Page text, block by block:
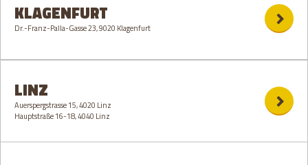
KLAGENFURT
Dr.-Franz-Palla-Gasse 23, 9020 Klagenfurt
LINZ
Auerspergstrasse 15, 4020 Linz
Hauptstraße 16-18, 4040 Linz